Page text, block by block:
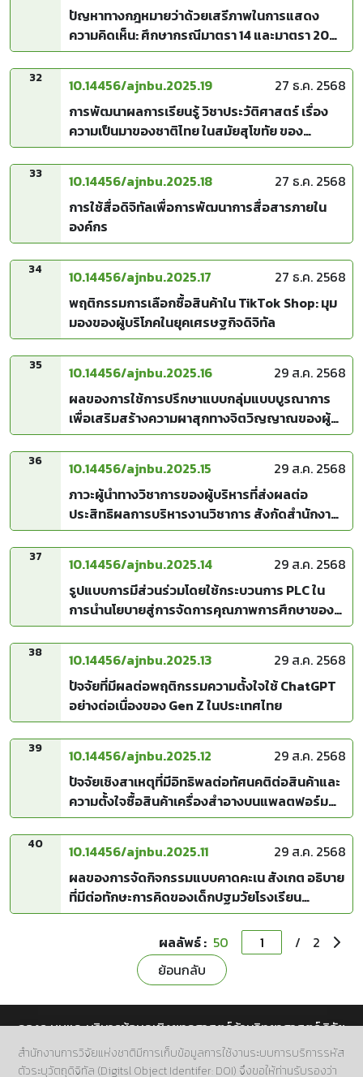
ปัญหาทางกฎหมายว่าด้วยเสรีภาพในการแสดง
ความคิดเห็น: ศึกษากรณีมาตรา 14 และมาตรา 20
แห่งพระราชบัญญัติว่าด้วยการกระทำความผิดเกี่ยว
กับคอมพิวเตอร์ พ.ศ. 2550
32 10.14456/ajnbu.2025.19
27 ธ.ค. 2568
การพัฒนาผลการเรียนรู้ วิชาประวัติศาสตร์ เรื่อง
ความเป็นมาของชาติไทย ในสมัยสุโขทัย ของ
นักเรียนชั้นประถมศึกษาปีที่ 4 โดยใช้แผนการจัดการ
เรียนรู้ตามแนวคิด TPACK
33 10.14456/ajnbu.2025.18
27 ธ.ค. 2568
การใช้สื่อดิจิทัลเพื่อการพัฒนาการสื่อสารภายใน
องค์กร
34 10.14456/ajnbu.2025.17
27 ธ.ค. 2568
พฤติกรรมการเลือกซื้อสินค้าใน TikTok Shop: มุม
มองของผู้บริโภคในยุคเศรษฐกิจดิจิทัล
35 10.14456/ajnbu.2025.16
29 ส.ค. 2568
ผลของการใช้การปรึกษาแบบกลุ่มแบบบูรณาการ
เพื่อเสริมสร้างความผาสุกทางจิตวิญญาณของผู้
สูงอายุบ้านพักคนชรา แห่งหนึ่ง จังหวัดราชบุรี
36 10.14456/ajnbu.2025.15
29 ส.ค. 2568
ภาวะผู้นำทางวิชาการของผู้บริหารที่ส่งผลต่อ
ประสิทธิผลการบริหารงานวิชาการ สังกัดสำนักงาน
เขตพื้นที่การศึกษามัธยมศึกษา กรุงเทพมหานคร
เขต 1
37 10.14456/ajnbu.2025.14
29 ส.ค. 2568
รูปแบบการมีส่วนร่วมโดยใช้กระบวนการ PLC ใน
การนำนโยบายสู่การจัดการคุณภาพการศึกษาของ
โรงเรียนประถมศึกษา สังกัดสำนักงานเขตพื้นที่การ
ศึกษาประถมศึกษาพิษณุโลกเขต 2
38 10.14456/ajnbu.2025.13
29 ส.ค. 2568
ปัจจัยที่มีผลต่อพฤติกรรมความตั้งใจใช้ ChatGPT
อย่างต่อเนื่องของ Gen Z ในประเทศไทย
39 10.14456/ajnbu.2025.12
29 ส.ค. 2568
ปัจจัยเชิงสาเหตุที่มีอิทธิพลต่อทัศนคติต่อสินค้าและ
ความตั้งใจซื้อสินค้าเครื่องสำอางบนแพลตฟอร์ม
ออนไลน์ในกรุงเทพมหานคร
40 10.14456/ajnbu.2025.11
29 ส.ค. 2568
ผลของการจัดกิจกรรมแบบคาดคะเน สังเกต อธิบาย
ที่มีต่อทักษะการคิดของเด็กปฐมวัยโรงเรียน
เทพวิทยา เขตลาดพร้าว กรุงเทพมหานคร
ผลลัพธ์ : 50 /
2
ย้อนกลับ
กองระบบและบริหารข้อมูลเชิงยุทธศาสตร์ด้านวิทยาศาสตร์ วิจัย
และนวัตกรรม สำนักงานการวิจัยแห่งชาติ (วช.)
สำนักงานการวิจัยแห่งชาติมีการเก็บข้อมูลการใช้งานระบบการบริการรหัส
ตัวระบุวัตถุดิจิทัล (Digitsl Object Identifer: DOI) จึงขอให้ท่านรับรองว่า